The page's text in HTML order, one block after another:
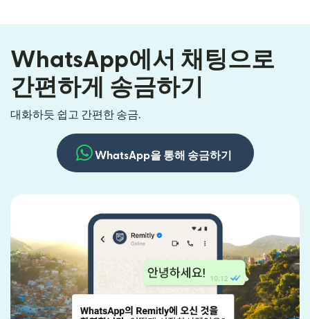
WhatsApp에서 채팅으로
간편하게 송금하기
대화하듯 쉽고 간편한 송금.
WhatsApp을 통해 송금하기